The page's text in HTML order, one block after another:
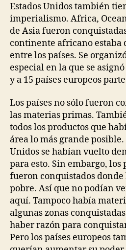
Estados Unidos también
imperialismo. Africa,
de Asia fueron
continente africano
entre los países. Se
especial en la que se
y a 15 países europeos
Los países no sólo fueron
las materias primas.
todos los productos que
área lo más grande posible.
Unidos se habían vuelto
para esto. Sin embargo, los
fueron conquistados
pobre. Así que no podían
aquí. Tampoco había
algunas zonas
haber razón para
Pero los países europeos